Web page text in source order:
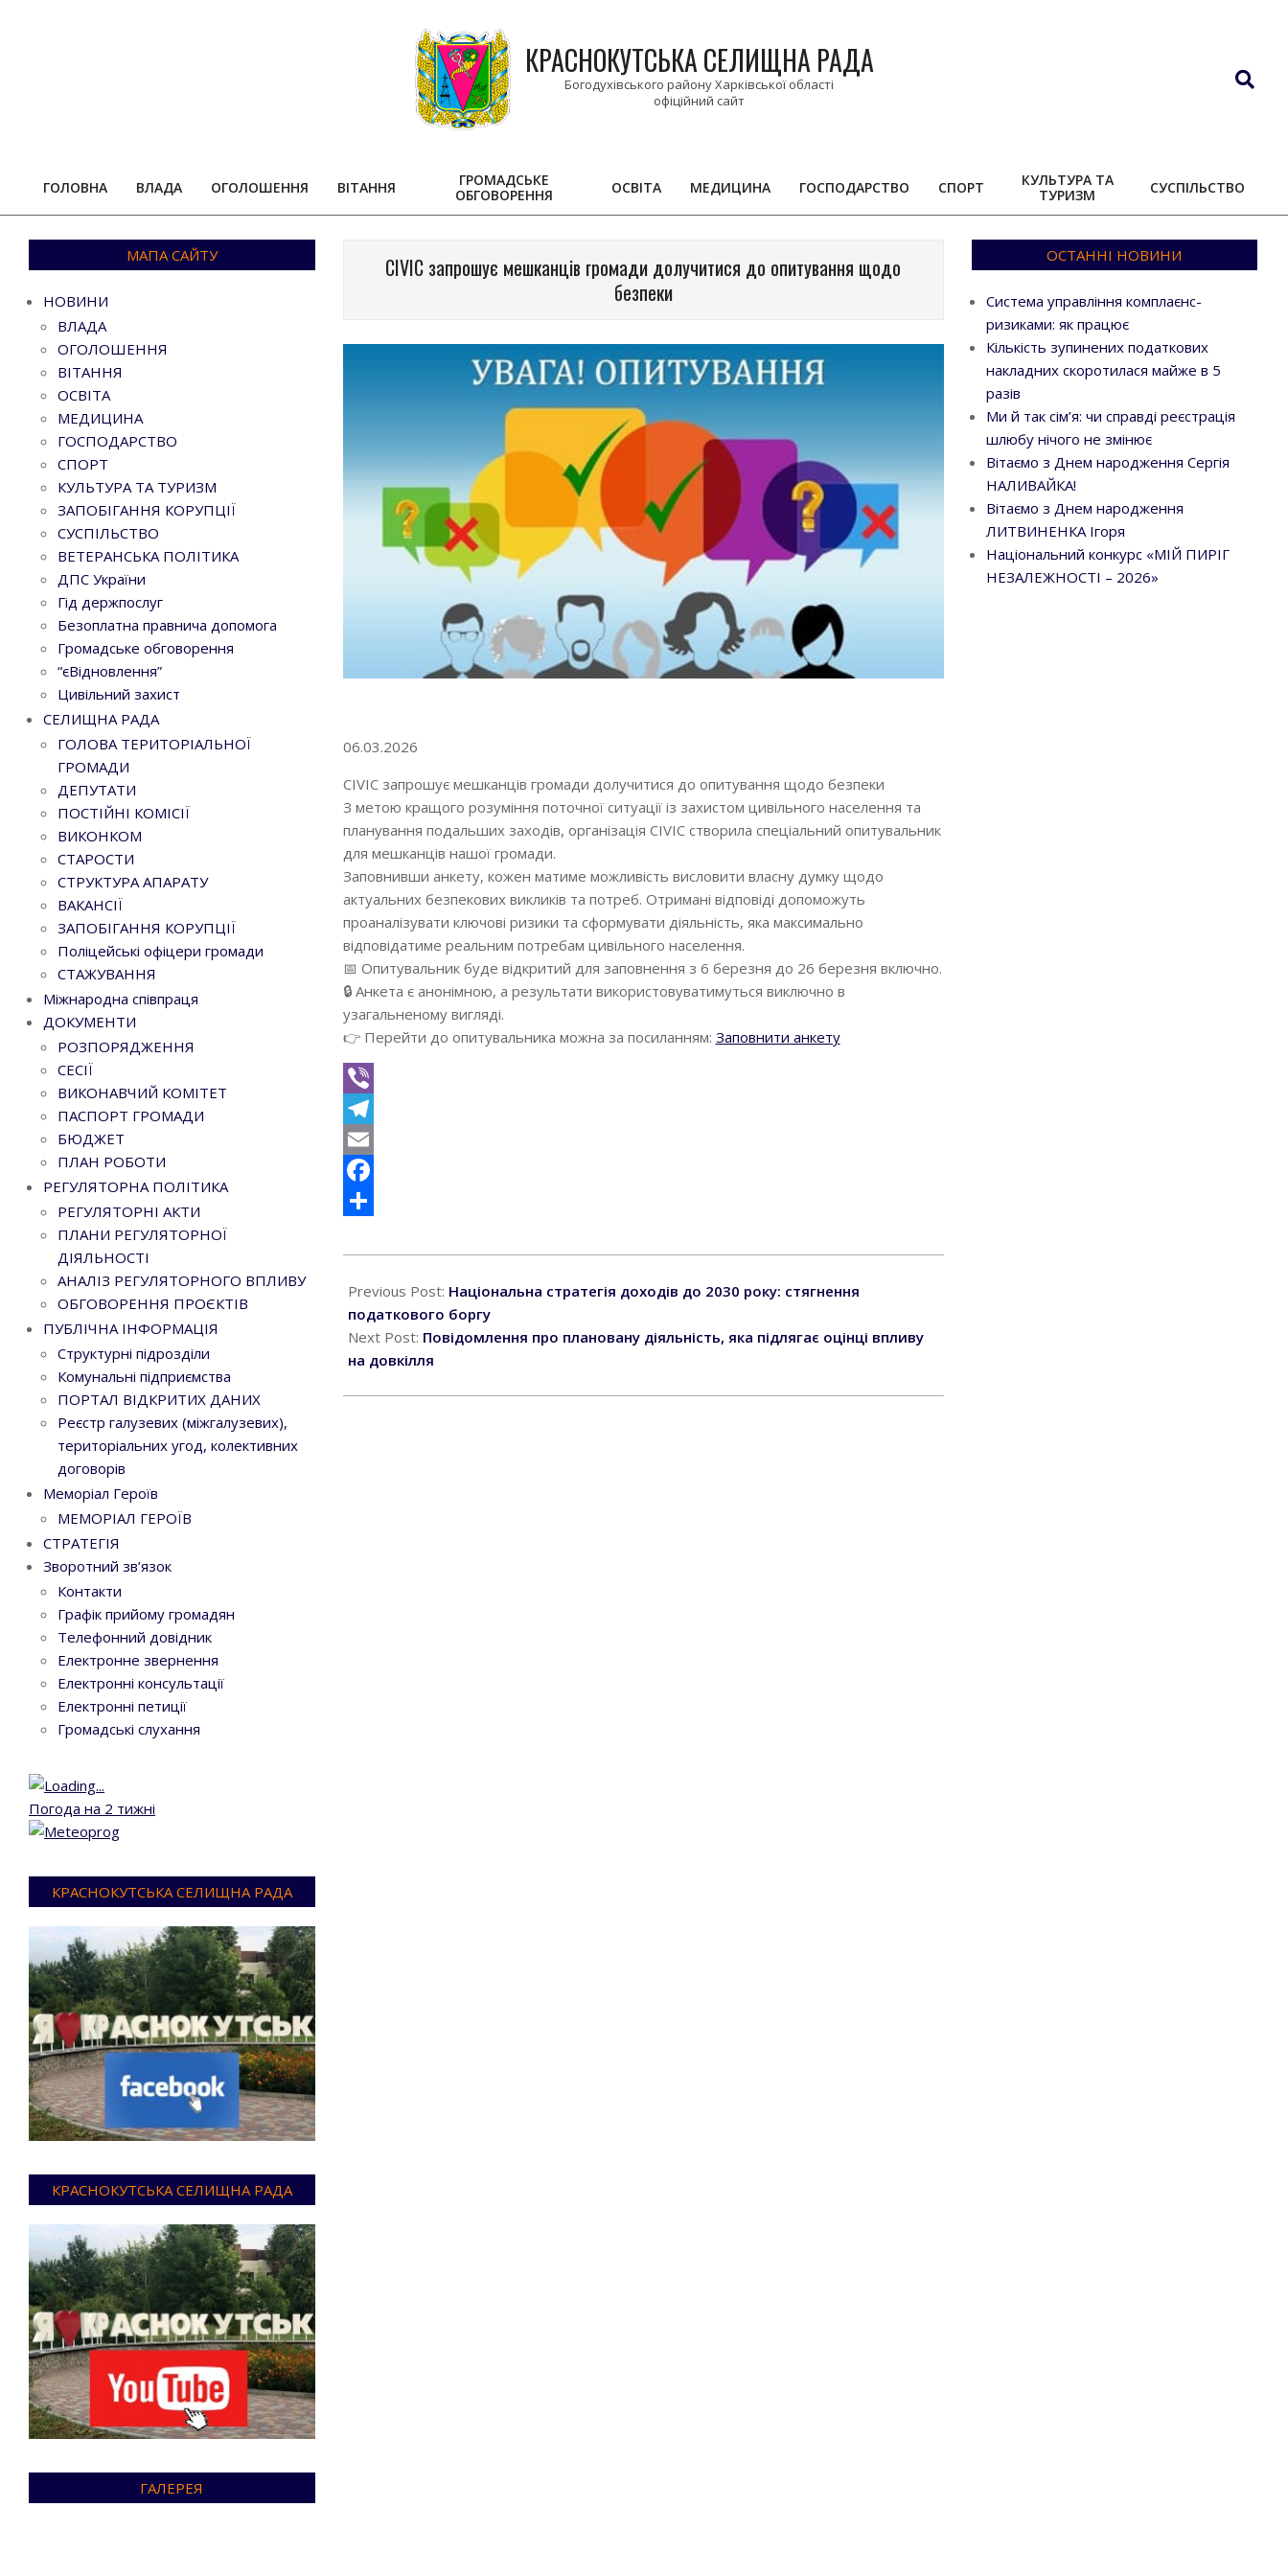
КРАСНОКУТСЬКА СЕЛИЩНА РАДА
Богодухівського району Харківської області
Search
Primary
Navigation
ГОЛОВНА ВЛАДА ОГОЛОШЕННЯ ВІТАННЯ
ГРОМАДСЬКЕ
ОБГОВОРЕННЯ
ОСВІТА МЕДИЦИНА ГОСПОДАРСТВО СПОРТ
КУЛЬТУРА ТА
ТУРИЗМ
СУСПІЛЬСТВО
CIVIC запрошує мешканців громади долучитися до опитування щодо
безпеки
06.03.2026
CIVIC запрошує мешканців громади долучитися до опитування щодо безпеки
З метою кращого розуміння поточної ситуації із захистом цивільного населення та
планування подальших заходів, організація CIVIC створила спеціальний опитувальник
для мешканців нашої громади.
Заповнивши анкету, кожен матиме можливість висловити власну думку щодо
актуальних безпекових викликів та потреб. Отримані відповіді допоможуть
проаналізувати ключові ризики та сформувати діяльність, яка максимально
відповідатиме реальним потребам цивільного населення.
📅 Опитувальник буде відкритий для заповнення з 6 березня до 26 березня включно.
🔒 Анкета є анонімною, а результати використовуватимуться виключно в
узагальненому вигляді.
👉 Перейти до опитувальника можна за посиланням: Заповнити анкету
Viber
Telegram
Email
Facebook
03-
06
Previous Post: Національна стратегія доходів до 2030 року: стягнення
податкового боргу
Next Post: Повідомлення про плановану діяльність, яка підлягає оцінці впливу
на довкілля
МАПА САЙТУ
НОВИНИ
ВЛАДА
ОГОЛОШЕННЯ
ВІТАННЯ
ОСВІТА
МЕДИЦИНА
ГОСПОДАРСТВО
СПОРТ
КУЛЬТУРА ТА ТУРИЗМ
ЗАПОБІГАННЯ КОРУПЦІЇ
СУСПІЛЬСТВО
ВЕТЕРАНСЬКА ПОЛІТИКА
ДПС України
Гід держпослуг
Безоплатна правнича допомога
Громадське обговорення
“єВідновлення”
Цивільний захист
СЕЛИЩНА РАДА
ГОЛОВА ТЕРИТОРІАЛЬНОЇ
ГРОМАДИ
ДЕПУТАТИ
ПОСТІЙНІ КОМІСІЇ
ВИКОНКОМ
СТАРОСТИ
СТРУКТУРА АПАРАТУ
ВАКАНСІЇ
ЗАПОБІГАННЯ КОРУПЦІЇ
Поліцейські офіцери громади
СТАЖУВАННЯ
Міжнародна співпраця
ДОКУМЕНТИ
РОЗПОРЯДЖЕННЯ
СЕСІЇ
ВИКОНАВЧИЙ КОМІТЕТ
ПАСПОРТ ГРОМАДИ
БЮДЖЕТ
ПЛАН РОБОТИ
РЕГУЛЯТОРНА ПОЛІТИКА
РЕГУЛЯТОРНІ АКТИ
ПЛАНИ РЕГУЛЯТОРНОЇ
ДІЯЛЬНОСТІ
АНАЛІЗ РЕГУЛЯТОРНОГО ВПЛИВУ
ОБГОВОРЕННЯ ПРОЄКТІВ
ПУБЛІЧНА ІНФОРМАЦІЯ
Структурні підрозділи
Комунальні підприємства
ПОРТАЛ ВІДКРИТИХ ДАНИХ
Реєстр галузевих (міжгалузевих),
територіальних угод, колективних
договорів
Меморіал Героїв
МЕМОРІАЛ ГЕРОЇВ
СТРАТЕГІЯ
Зворотний зв’язок
Контакти
Графік прийому громадян
Телефонний довідник
Електронне звернення
Електронні консультації
Електронні петиції
Громадські слухання
Погода на 2 тижні
КРАСНОКУТСЬКА СЕЛИЩНА РАДА
КРАСНОКУТСЬКА СЕЛИЩНА РАДА
ГАЛЕРЕЯ
ОСТАННІ НОВИНИ
Система управління комплаєнс-
ризиками: як працює
Кількість зупинених податкових
накладних скоротилася майже в 5
разів
Ми й так сім’я: чи справді реєстрація
шлюбу нічого не змінює
Вітаємо з Днем народження Сергія
НАЛИВАЙКА!
Вітаємо з Днем народження
ЛИТВИНЕНКА Ігоря
Національний конкурс «МІЙ ПИРІГ
НЕЗАЛЕЖНОСТІ – 2026»